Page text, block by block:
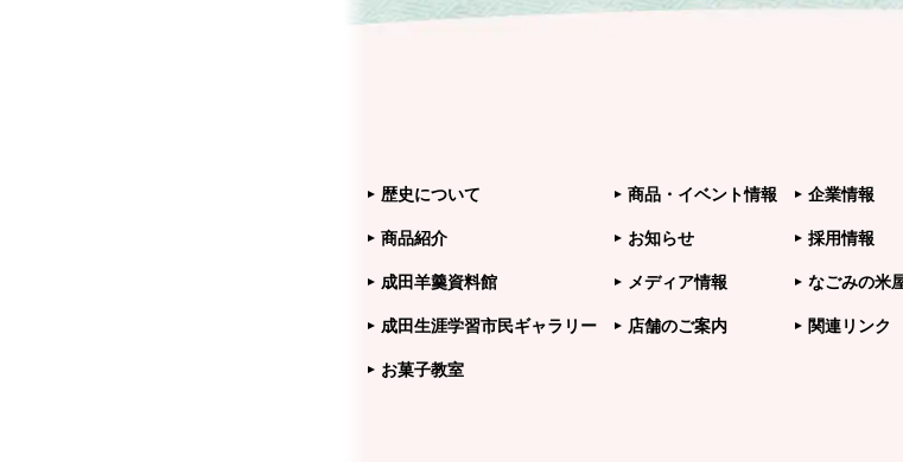
歴史について
商品紹介
成田羊羹資料館
成田生涯学習市民ギャラリー
お菓子教室
商品・イベント情報
お知らせ
メディア情報
店舗のご案内
企業情報
採用情報
なごみの米
関連リンク